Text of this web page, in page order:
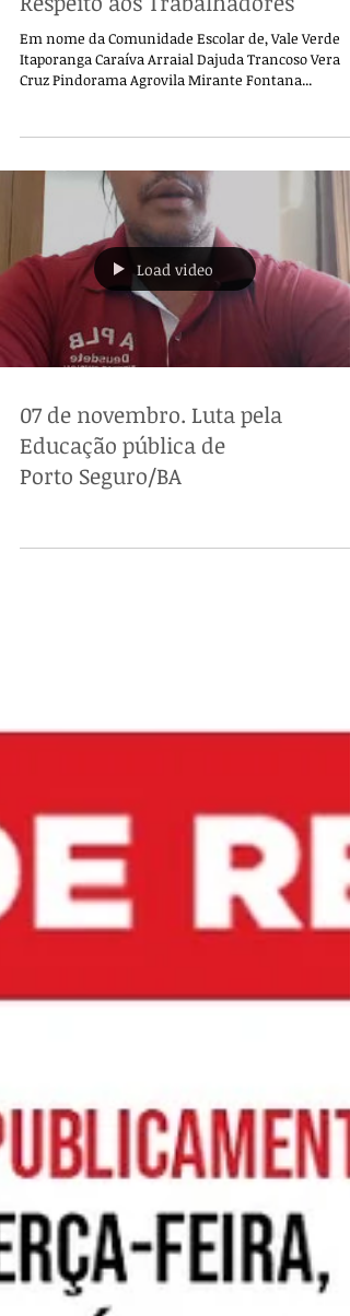
Respeito aos Trabalhadores
Em nome da Comunidade Escolar de, Vale Verde
Cruz Pindorama Agrovila Mirante Fontana...
Load video
07 de novembro. Luta pela
Educação pública de